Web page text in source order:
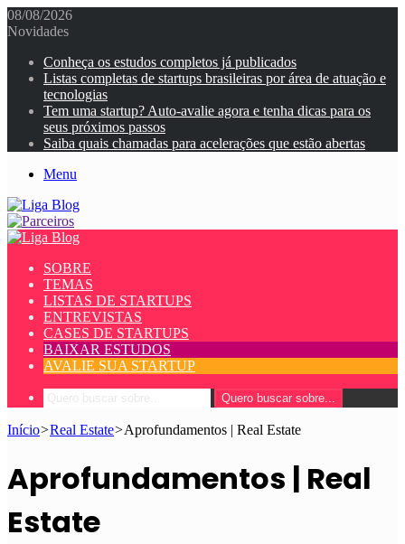
08/08/2026
Novidades
Conheça os estudos completos já publicados
Listas completas de startups brasileiras por área de atuação e
tecnologias
Tem uma startup? Auto-avalie agora e tenha dicas para os
seus próximos passos
Saiba quais chamadas para acelerações que estão abertas
Menu
SOBRE
TEMAS
LISTAS DE STARTUPS
ENTREVISTAS
CASES DE STARTUPS
BAIXAR ESTUDOS
AVALIE SUA STARTUP
Quero buscar sobre...
Início>Real Estate>Aprofundamentos | Real Estate
Aprofundamentos | Real
Estate